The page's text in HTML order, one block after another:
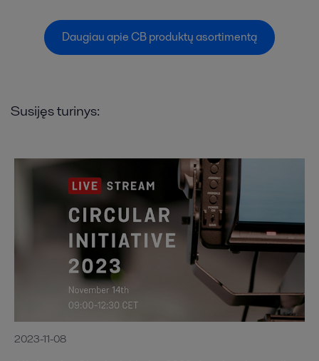
Daugiau apie CB produktų asortimentą
Susijęs turinys:
2023-11-08